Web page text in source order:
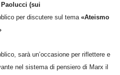
(sui
per discutere sul tema «Ateismo
sarà un’occasione per riflettere e
nel sistema di pensiero di Marx il